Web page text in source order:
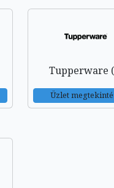
Tupperware
Üzlet